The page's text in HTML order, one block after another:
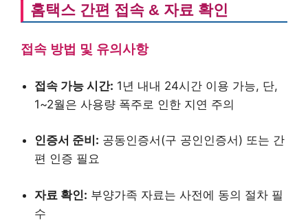
홈택스 간편 접속 & 자료 확인
접속 방법 및 유의사항
접속 가능 시간: 1년 내내 24시간 이용 가능, 단,
1~2월은 사용량 폭주로 인한 지연 주의
인증서 준비: 공동인증서(구 공인인증서) 또는 간
편 인증 필요
자료 확인: 부양가족 자료는 사전에 동의 절차 필
수